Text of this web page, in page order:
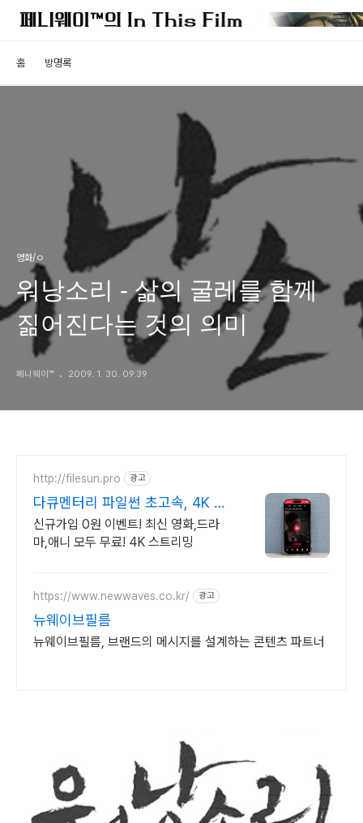
홈 방명록
영화/ㅇ
워낭소리 - 삶의 굴레를 함께
짊어진다는 것의 의미
페니웨이™ 2009. 1. 30. 09:39
http://filesun.pro 광고
다큐멘터리 파일썬 초고속, 4K 실
시간 보기!
신규가입 0원 이벤트! 최신 영화,드라
마,애니 모두 무료! 4K 스트리밍
https://www.newwaves.co.kr/ 광고
뉴웨이브필름
뉴웨이브필름, 브랜드의 메시지를 설계하는 콘텐츠 파트너